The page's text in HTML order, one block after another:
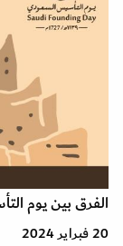
الفرق بين يوم
20 فبراير 2024